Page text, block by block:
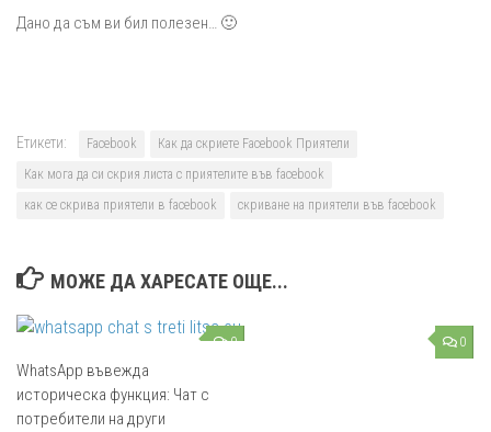
Дано да съм ви бил полезен… 🙂
Етикети: Facebook
Как да скриете Facebook Приятели
Как мога да си скрия листа с приятелите във facebook
как се скрива приятели в facebook
скриване на приятели във facebook
МОЖЕ ДА ХАРЕСАТЕ ОЩЕ...
0
WhatsApp въвежда
историческа функция: Чат с
потребители на други
0